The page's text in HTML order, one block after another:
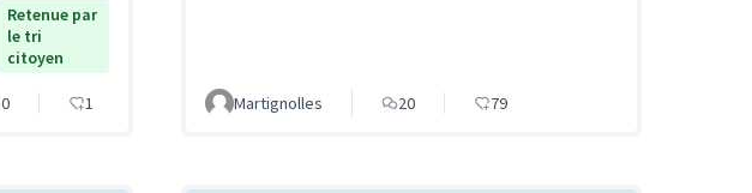
Retenue par
le tri
citoyen
0 1 Martignolles 20 79